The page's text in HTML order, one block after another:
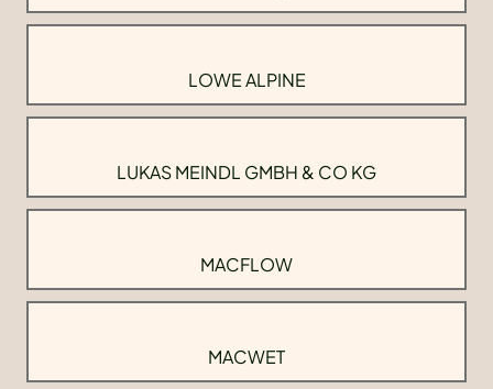
LOWE ALPINE
LUKAS MEINDL GMBH & CO KG
MACFLOW
MACWET